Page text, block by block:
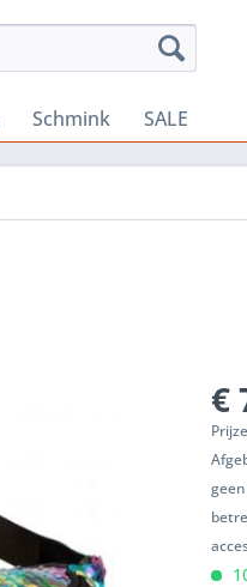
Schmink SALE
€